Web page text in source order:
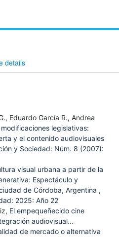
details
Eduardo García R., Andrea
legislativas:
y el contenido audiovisuales
y Sociedad: Núm. 8 (2007):
visual urbana a partir de la
Espectáculo y
de Córdoba, Argentina ,
2025: Año 22
El empequeñecido cine
audiovisual...
de mercado o alternativa